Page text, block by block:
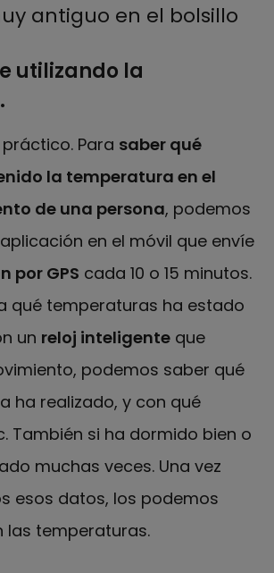
antiguo en el bolsillo
utilizando la
Para saber qué
la temperatura en el
de una persona, podemos
en el móvil que envíe
por GPS cada 10 o 15 minutos.
qué temperaturas ha estado
un reloj inteligente que
podemos saber qué
ha realizado, y con qué
También si ha dormido bien o
muchas veces. Una vez
esos datos, los podemos
las temperaturas.